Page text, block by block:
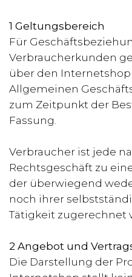
1 Geltungsbereich
Für
Verbraucherkunden
über den
Allgemeinen
zum Zeitpunkt der
Fassung.
Verbraucher ist jede
Rechtsgeschäft zu
der überwiegend
noch ihrer
Tätigkeit zugerechnet
2 Angebot und
Die Darstellung der